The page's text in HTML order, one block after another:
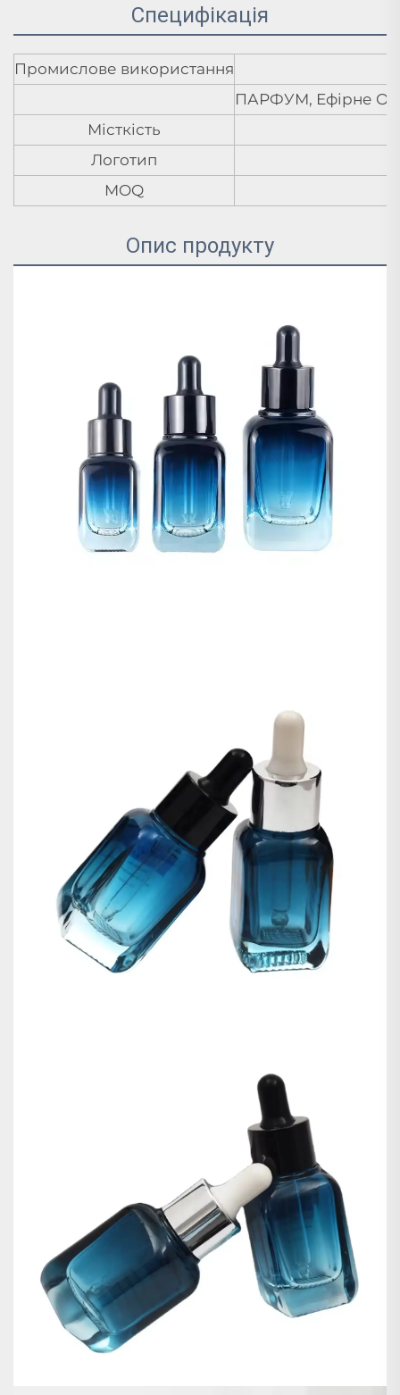
Специфікація
Промислове використання
ПАРФУМ, Ефірне
Місткість
Логотип
MOQ
Опис продукту